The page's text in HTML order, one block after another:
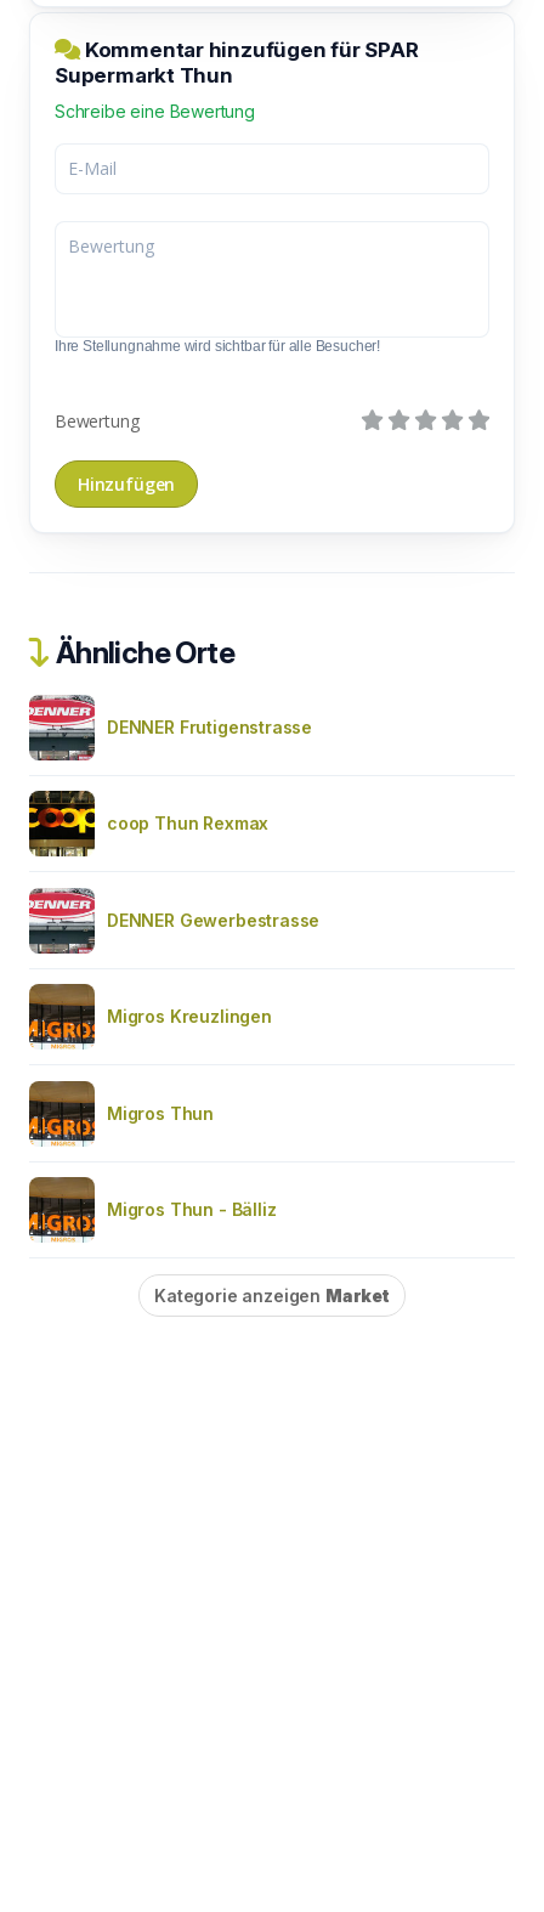
Kommentar hinzufügen für SPAR
Supermarkt Thun
Schreibe eine Bewertung
Ihre Stellungnahme wird sichtbar für alle Besucher!
Bewertung
Ähnliche Orte
DENNER Frutigenstrasse
coop Thun Rexmax
DENNER Gewerbestrasse
Migros Kreuzlingen
Migros Thun
Migros Thun - Bälliz
Kategorie anzeigen Market